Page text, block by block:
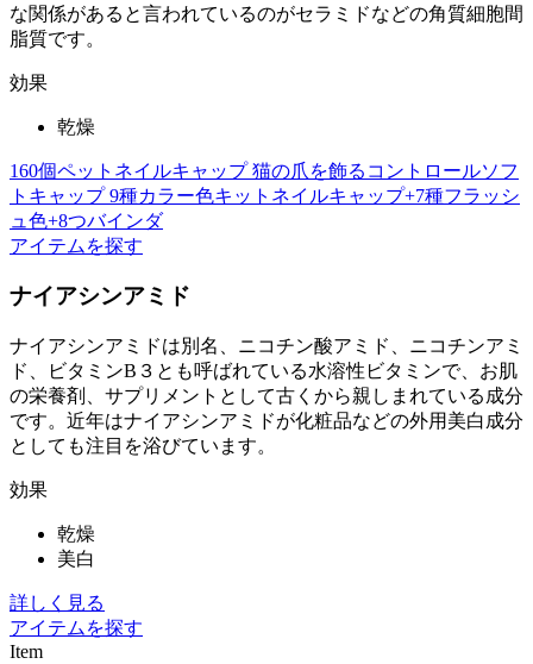
な関係があると言われているのがセラミドなどの角質細胞間
脂質です。
効果
乾燥
160個ペットネイルキャップ 猫の爪を飾るコントロールソフ
トキャップ 9種カラー色キットネイルキャップ+7種フラッシ
ュ色+8つバインダ
アイテムを探す
ナイアシンアミド
ナイアシンアミドは別名、ニコチン酸アミド、ニコチンアミ
ド、ビタミンB３とも呼ばれている水溶性ビタミンで、お肌
の栄養剤、サプリメントとして古くから親しまれている成分
です。近年はナイアシンアミドが化粧品などの外用美白成分
としても注目を浴びています。
効果
乾燥
美白
詳しく見る
アイテムを探す
Item